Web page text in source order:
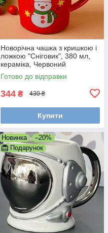
Новорічна чашка з кришкою і
ложкою "Сніговик", 380 мл,
кераміка, Червоний
Готово до відправки
344 ₴ 430 ₴
Купити
Новинка
–20%
Подарунок